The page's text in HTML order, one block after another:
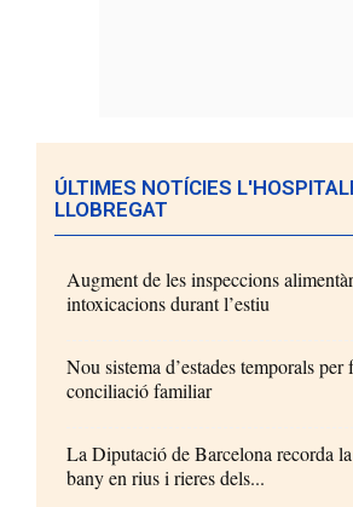
ÚLTIMES NOTÍCIES
LLOBREGAT
Augment de les inspeccions
intoxicacions durant l’estiu
Nou sistema d’estades temporals per
conciliació familiar
La Diputació de Barcelona recorda
bany en rius i rieres dels...